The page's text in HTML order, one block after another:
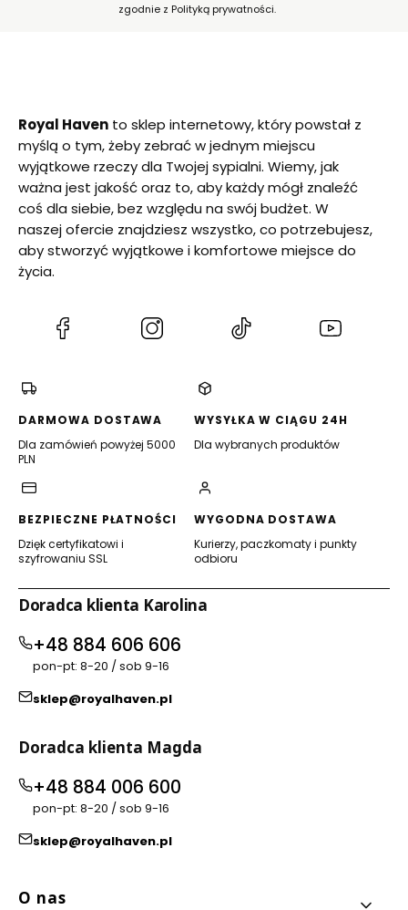
zgodnie z Polityką prywatności.
Royal Haven to sklep internetowy, który powstał z
myślą o tym, żeby zebrać w jednym miejscu
wyjątkowe rzeczy dla Twojej sypialni. Wiemy, jak
ważna jest jakość oraz to, aby każdy mógł znaleźć
coś dla siebie, bez względu na swój budżet. W
naszej ofercie znajdziesz wszystko, co potrzebujesz,
aby stworzyć wyjątkowe i komfortowe miejsce do
życia.
(Otwiera
nowej
(Otwiera
(Otwiera
DARMOWA DOSTAWA
Dla zamówień powyżej 5000
PLN
WYSYŁKA W CIĄGU 24H
Dla wybranych produktów
BEZPIECZNE PŁATNOŚCI
Dzięk certyfikatowi i
szyfrowaniu SSL
WYGODNA DOSTAWA
Kurierzy, paczkomaty i punkty
odbioru
Doradca klienta Karolina
+48 884 606 606
pon-pt: 8-20 / sob 9-16
sklep@royalhaven.pl
Doradca klienta Magda
+48 884 006 600
pon-pt: 8-20 / sob 9-16
sklep@royalhaven.pl
Linki w stopce
O nas